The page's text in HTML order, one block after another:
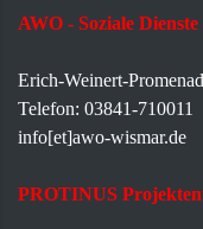
AWO - Soziale
Erich-Weinert-
Telefon: 03841-710011
info[et]awo-wismar.de
PROTINUS